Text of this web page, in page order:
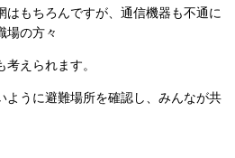
はもちろんですが、通信機器も不通に
場の方々
えられます。
ように避難場所を確認し、みんなが共